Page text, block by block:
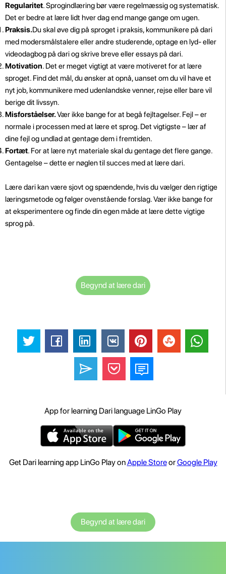
Regularitet. Sprogindlæring bør være regelmæssig og systematisk.
Det er bedre at lære lidt hver dag end mange gange om ugen.
Praksis.Du skal øve dig på sproget i praksis, kommunikere på dari
med modersmålstalere eller andre studerende, optage en lyd- eller
videodagbog på dari og skrive breve eller essays på dari.
Motivation. Det er meget vigtigt at være motiveret for at lære
sproget. Find det mål, du ønsker at opnå, uanset om du vil have et
nyt job, kommunikere med udenlandske venner, rejse eller bare vil
berige dit livssyn.
Misforståelser.Vær ikke bange for at begå fejltagelser. Fejl – er
normale i processen med at lære et sprog. Det vigtigste – lær af
dine fejl og undlad at gentage dem i fremtiden.
Fortæt. For at lære nyt materiale skal du gentage det flere gange.
Gentagelse – dette er nøglen til succes med at lære dari.
Lære dari kan være sjovt og spændende, hvis du vælger den rigtige
læringsmetode og følger ovenstående forslag. Vær ikke bange for
at eksperimentere og finde din egen måde at lære dette vigtige
sprog på.
Begynd at lære dari
App for learning Dari language LinGo Play
Get Dari learning app LinGo Play onApple StoreorGoogle Play
Begynd at lære dari